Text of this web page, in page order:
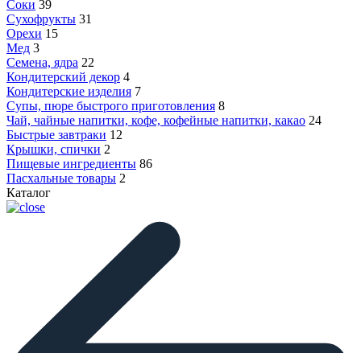
Соки 39
Сухофрукты 31
Орехи 15
Мед 3
Семена, ядра 22
Кондитерский декор 4
Кондитерские изделия 7
Супы, пюре быстрого приготовления 8
Чай, чайные напитки, кофе, кофейные напитки, какао 24
Быстрые завтраки 12
Крышки, спички 2
Пищевые ингредиенты 86
Пасхальные товары 2
Каталог